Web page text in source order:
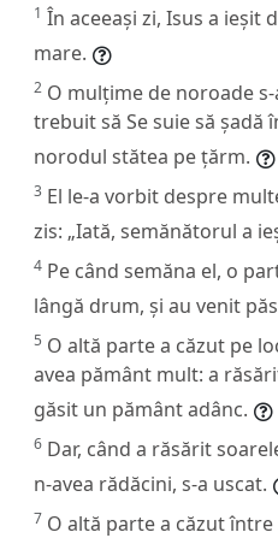
1 În aceeași zi, Isus a ieșit
mare.
2 O mulțime de noroade s-
trebuit să Se suie să
norodul stătea pe țărm.
3 El le-a vorbit despre
zis: „Iată, semănătorul a
4 Pe când semăna el, o
lângă drum, și au venit
5 O altă parte a căzut pe
avea pământ mult: a
găsit un pământ adânc.
6 Dar, când a răsărit
n-avea rădăcini, s-a uscat.
7 O altă parte a căzut